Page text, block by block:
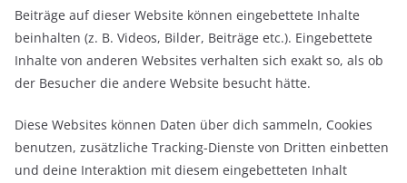
Beiträge auf dieser Website können eingebettete Inhalte
beinhalten (z. B. Videos, Bilder, Beiträge etc.). Eingebettete
Inhalte von anderen Websites verhalten sich exakt so, als ob
der Besucher die andere Website besucht hätte.
Diese Websites können Daten über dich sammeln, Cookies
benutzen, zusätzliche Tracking-Dienste von Dritten einbetten
und deine Interaktion mit diesem eingebetteten Inhalt